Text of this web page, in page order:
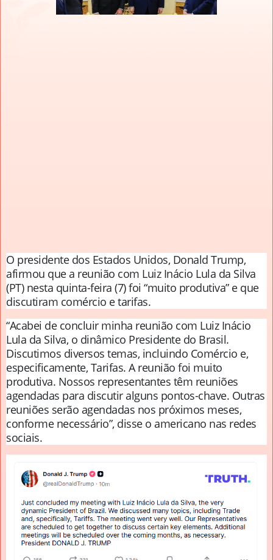
O presidente dos Estados Unidos, Donald Trump,
afirmou que a reunião com Luiz Inácio Lula da Silva
(PT) nesta quinta-feira (7) foi “muito produtiva” e que
discutiram comércio e tarifas.
“Acabei de concluir minha reunião com Luiz Inácio
Lula da Silva, o dinâmico Presidente do Brasil.
Discutimos diversos temas, incluindo Comércio e,
especificamente, Tarifas. A reunião foi muito
produtiva. Nossos representantes têm reuniões
agendadas para discutir alguns pontos-chave. Outras
reuniões serão agendadas nos próximos meses,
conforme necessário”, disse o americano nas redes
sociais.